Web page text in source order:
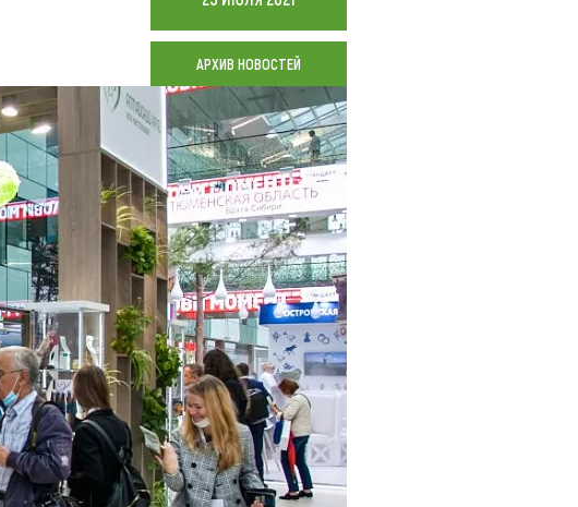
Мотели, придорожные отели
Алтай
Коллекция впечатлений
Блог путешественника
Видеогалерея
Фотогалерея
АРХИВ НОВОСТЕЙ